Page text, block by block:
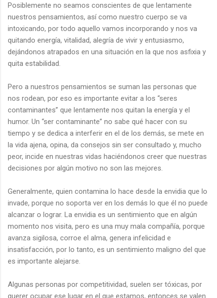
Posiblemente no seamos conscientes de que lentamente
nuestros pensamientos, así como nuestro cuerpo se va
intoxicando, por todo aquello vamos incorporando y nos va
quitando energía, vitalidad, alegría de vivir y entusiasmo,
dejándonos atrapados en una situación en la que nos asfixia y
quita estabilidad.
Pero a nuestros pensamientos se suman las personas que
nos rodean, por eso es importante evitar a los “seres
contaminantes” que lentamente nos quitan la energía y el
humor. Un “ser contaminante” no sabe qué hacer con su
tiempo y se dedica a interferir en el de los demás, se mete en
la vida ajena, opina, da consejos sin ser consultado y, mucho
peor, incide en nuestras vidas haciéndonos creer que nuestras
decisiones por algún motivo no son las mejores.
Generalmente, quien contamina lo hace desde la envidia que lo
invade, porque no soporta ver en los demás lo que él no puede
alcanzar o lograr. La envidia es un sentimiento que en algún
momento nos visita, pero es una muy mala compañía, porque
avanza sigilosa, corroe el alma, genera infelicidad e
insatisfacción, por lo tanto, es un sentimiento maligno del que
es importante alejarse.
Algunas personas por competitividad, suelen ser tóxicas, por
querer ocupar ese lugar en el que estamos, entonces se valen